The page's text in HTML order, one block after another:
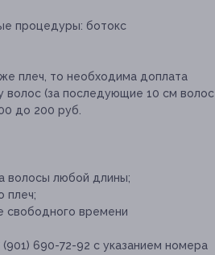
процедуры: ботокс
плеч, то необходима доплата
волос (за последующие 10 см волос
до 200 руб.
волосы любой длины;
плеч;
свободного времени
690-72-92 с указанием номера